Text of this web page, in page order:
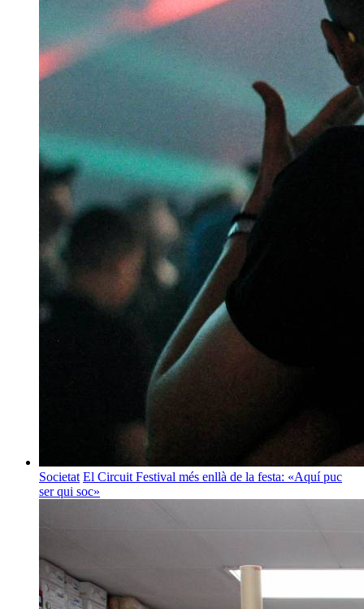
Societat El Circuit Festival més enllà de la festa: «Aquí puc
ser qui soc»